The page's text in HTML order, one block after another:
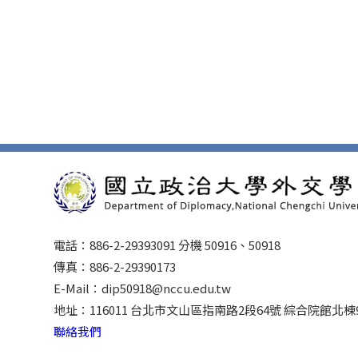
電話：886-2-29393091 分機 50916、50918
傳真：886-2-29390173
E-Mail：dip50918@nccu.edu.tw
地址：116011 台北市文山區指南路2段64號 綜合院館北
聯絡我們